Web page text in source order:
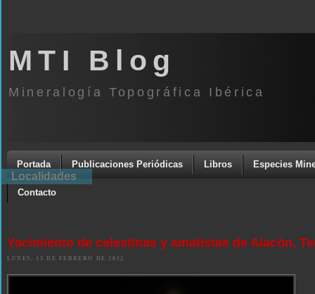
MTI Blog
Mineralogía Topográfica Ibérica
Portada Publicaciones Periódicas Libros Especies
Contacto
Yacimiento de celestinas y amatistas de Alacón,
LUNES, 13 DE FEBRERO DE 2012
Localidades